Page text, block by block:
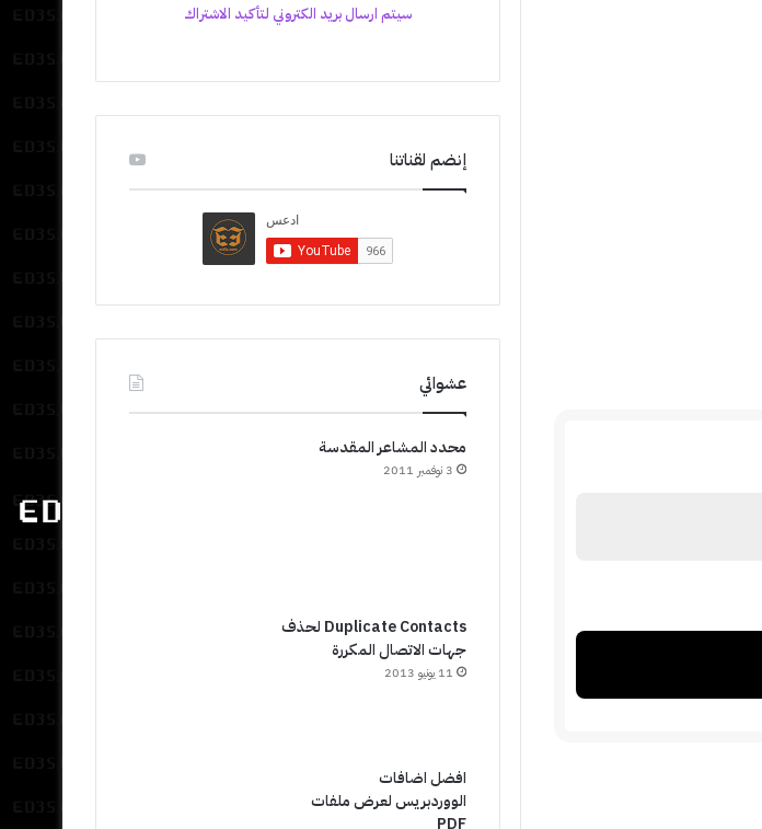
سيتم ارسال بريد الكتروني لتأكيد الاشتراك
إنضم لقناتنا
عشوائي
محدد المشاعر المقدسة
3 نوفمبر 2011
Duplicate Contacts لحذف
جهات الاتصال المكررة
11 يونيو 2013
افضل اضافات
الووردبريس لعرض ملفات
PDF